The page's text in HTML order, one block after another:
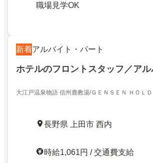
職場見学OK
新着アルバイト・パート
ホテルのフロントスタッフ／ア
大江戸温泉物語 信州鹿教湯/ＧＥＮＳＥＮ ＨＯＬ
長野県 上田市 西内
時給1,061円 / 交通費支給